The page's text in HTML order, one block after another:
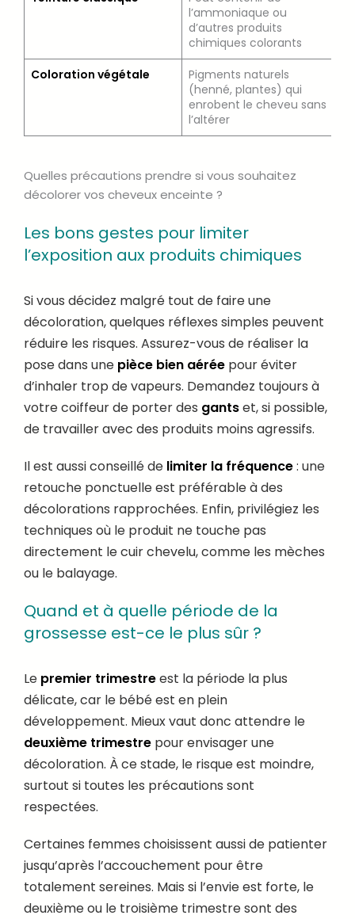
l’ammoniaque ou
d’autres produits
chimiques colorants
Coloration végétale
Pigments naturels
(henné, plantes) qui
enrobent le cheveu sans
l’altérer
Quelles précautions prendre si vous souhaitez
décolorer vos cheveux enceinte ?
Les bons gestes pour limiter
l’exposition aux produits chimiques
Si vous décidez malgré tout de faire une
décoloration, quelques réflexes simples peuvent
réduire les risques. Assurez-vous de réaliser la
pose dans une pièce bien aérée pour éviter
d’inhaler trop de vapeurs. Demandez toujours à
votre coiffeur de porter des gantset, si possible,
de travailler avec des produits moins agressifs.
Il est aussi conseillé de limiter la fréquence: une
retouche ponctuelle est préférable à des
décolorations rapprochées. Enfin, privilégiez les
techniques où le produit ne touche pas
directement le cuir chevelu, comme les mèches
ou le balayage.
Quand et à quelle période de la
grossesse est-ce le plus sûr ?
Le premier trimestreest la période la plus
délicate, car le bébé est en plein
développement. Mieux vaut donc attendre le
deuxième trimestre pour envisager une
décoloration. À ce stade, le risque est moindre,
surtout si toutes les précautions sont
respectées.
Certaines femmes choisissent aussi de patienter
jusqu’après l’accouchement pour être
totalement sereines. Mais si l’envie est forte, le
deuxième ou le troisième trimestre sont des